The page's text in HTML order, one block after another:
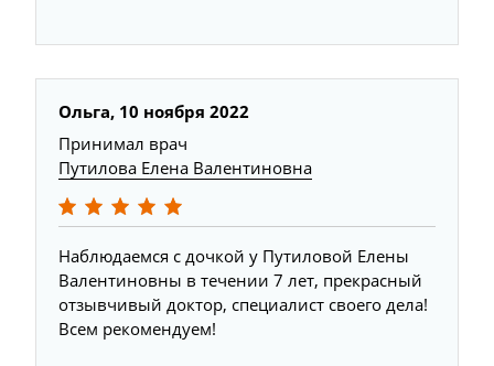
Ольга, 10 ноября 2022
Принимал врач
Путилова Елена Валентиновна
Наблюдаемся с дочкой у Путиловой Елены
Валентиновны в течении 7 лет, прекрасный
отзывчивый доктор, специалист своего дела!
Всем рекомендуем!